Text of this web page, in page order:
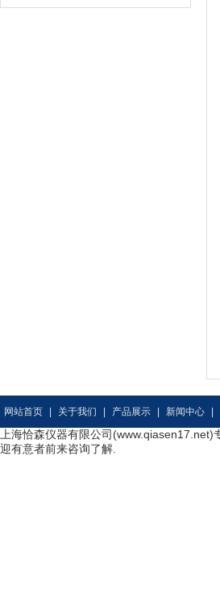
网站首页 关于我们 产品展示 新闻中心
上海恰森仪器有限公司(www.qiasen17.net)
迎有意者前来咨询了解.